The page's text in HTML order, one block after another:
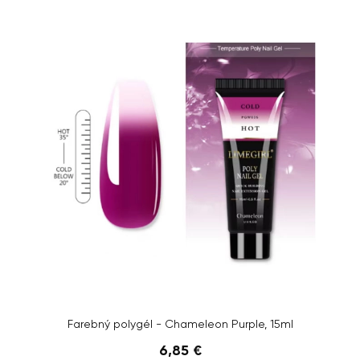
Farebný polygél - Chameleon Purple, 15ml
6,85 €